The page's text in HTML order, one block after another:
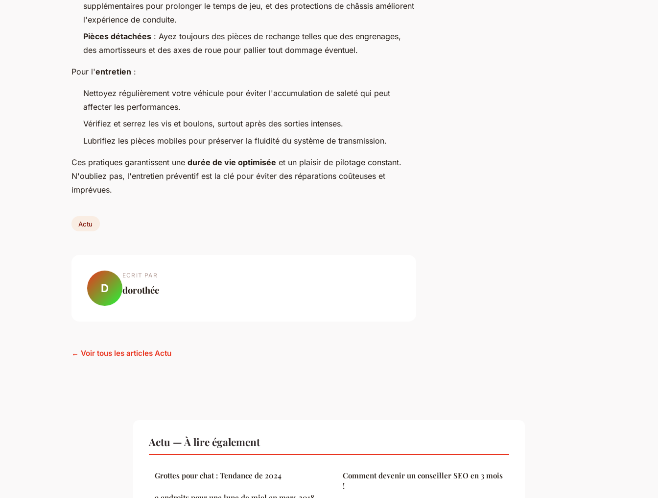
supplémentaires pour prolonger le temps de jeu, et des protections de châssis améliorent
l'expérience de conduite.
Pièces détachées : Ayez toujours des pièces de rechange telles que des engrenages,
des amortisseurs et des axes de roue pour pallier tout dommage éventuel.
Pour l'entretien :
Nettoyez régulièrement votre véhicule pour éviter l'accumulation de saleté qui peut
affecter les performances.
Vérifiez et serrez les vis et boulons, surtout après des sorties intenses.
Lubrifiez les pièces mobiles pour préserver la fluidité du système de transmission.
Ces pratiques garantissent une durée de vie optimisée et un plaisir de pilotage constant.
N'oubliez pas, l'entretien préventif est la clé pour éviter des réparations coûteuses et
imprévues.
Actu
D
ECRIT PAR
dorothée
← Voir tous les articles Actu
Actu — À lire également
Grottes pour chat : Tendance de 2024
Comment devenir un conseiller SEO en 3 mois
!